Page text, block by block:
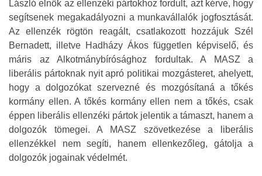
László elnök az ellenzéki pártokhoz fordult, azt kérve, hogy
segítsenek megakadályozni a munkavállalók jogfosztását.
Az ellenzék rögtön reagált, csatlakozott hozzájuk Szél
Bernadett, illetve Hadházy Ákos független képviselő, és
máris az Alkotmánybírósághoz fordultak. A MASZ a
liberális pártoknak nyit apró politikai mozgásteret, ahelyett,
hogy a dolgozókat szervezné és mozgósítaná a tőkés
kormány ellen. A tőkés kormány ellen nem a tőkés, csak
éppen liberális ellenzéki pártok jelentik a támaszt, hanem a
dolgozók tömegei. A MASZ szövetkezése a liberális
ellenzékkel nem segíti, hanem ellenkezőleg, gátolja a
dolgozók jogainak védelmét.